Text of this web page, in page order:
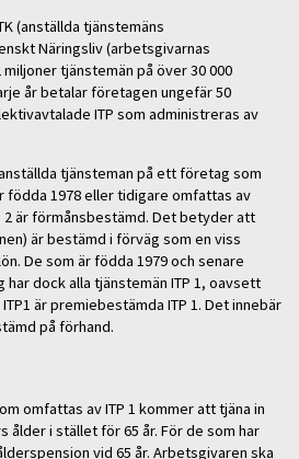
(anställda tjänstemäns
Näringsliv (arbetsgivarnas
tjänstemän på över 30 000
år betalar företagen ungefär 50
ITP som administreras av
tjänsteman på ett företag som
födda 1978 eller tidigare omfattas av
2 är förmånsbestämd. Det betyder att
är bestämd i förväg som en viss
De som är födda 1979 och senare
har dock alla tjänstemän ITP 1, oavsett
är premiebestämda ITP 1. Det innebär
på förhand.
omfattas av ITP 1 kommer att tjäna in
ålder i stället för 65 år. För de som har
vid 65 år. Arbetsgivaren ska